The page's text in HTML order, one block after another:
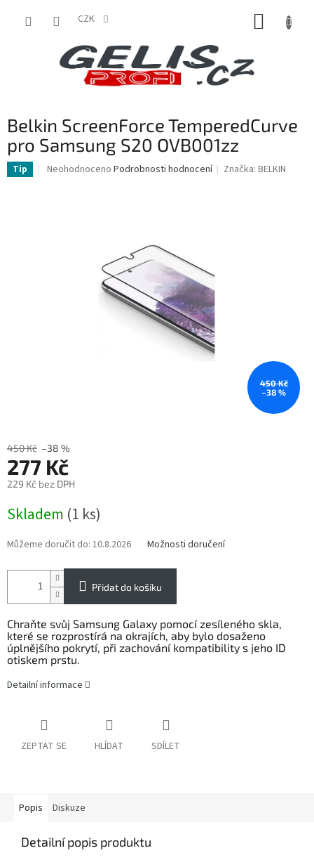
CZK
Belkin ScreenForce TemperedCurve
pro Samsung S20 OVB001zz
Tip
Průměrné
Neohodnoceno Podrobnosti hodnocení Značka:BELKIN
450 Kč
–38 %
450 Kč –38 %
277 Kč
229 Kč bez DPH
cena:
Skladem (1 ks)
Můžeme doručit do: 10.8.2026 Možnosti doručení
Přidat do košíku
Chraňte svůj Samsung Galaxy pomocí zesíleného skla,
které se rozprostírá na okrajích, aby bylo dosaženo
úplnějšího pokrytí, při zachování kompatibility s jeho ID
otiskem prstu.
Detailní informace
ZEPTAT SE HLÍDAT SDÍLET
Popis Diskuze
Detailní popis produktu